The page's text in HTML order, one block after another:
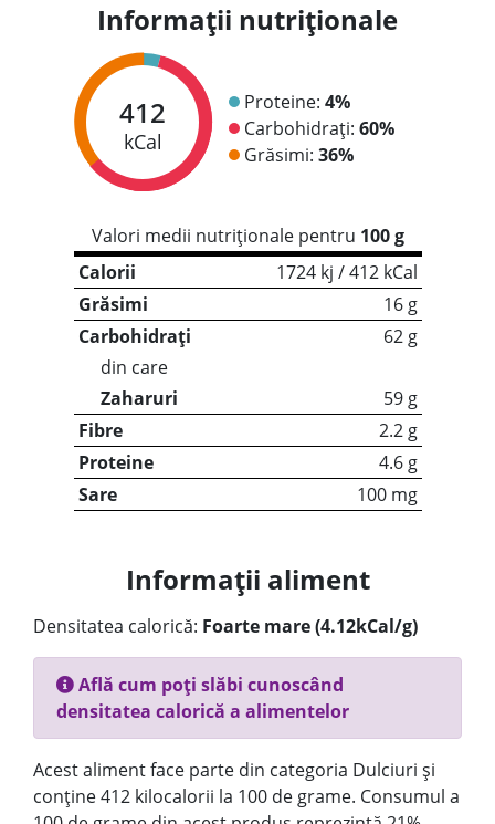
Informații nutriționale
412
kCal
Proteine: 4%
Carbohidrați: 60%
Grăsimi: 36%
Valori medii nutriționale pentru 100 g
Calorii
1724 kj / 412 kCal
Grăsimi
16 g
Carbohidrați
62 g
din care
Zaharuri
59 g
Fibre
2.2 g
Proteine
4.6 g
Sare
100 mg
Informații aliment
Densitatea calorică: Foarte mare (4.12kCal/g)
Află cum poți slăbi cunoscând
densitatea calorică a alimentelor
Acest aliment face parte din categoria Dulciuri și
conține 412 kilocalorii la 100 de grame. Consumul a